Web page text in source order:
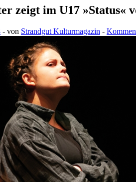
zeigt im U17 »Status«
- von Strandgut Kulturmagazin -